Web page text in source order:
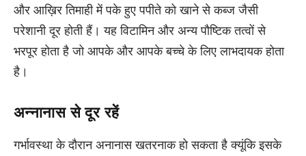
और आख़िर तिमाही में पके हुए पपीते को खाने से कब्ज जैसी
परेशानी दूर होती हैं। यह विटामिन और अन्य पौष्टिक तत्वों से
भरपूर होता है जो आपके और आपके बच्चे के लिए लाभदायक होता
है।
अन्नानास से दूर रहें
गर्भावस्था के दौरान अनानास खतरनाक हो सकता है क्यूंकि इसके